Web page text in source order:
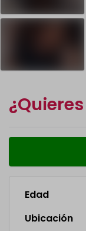
Edad
Ubicación